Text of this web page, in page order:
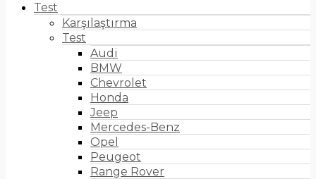
Test
Karşılaştırma
Test
Audi
BMW
Chevrolet
Honda
Jeep
Mercedes-Benz
Opel
Peugeot
Range Rover